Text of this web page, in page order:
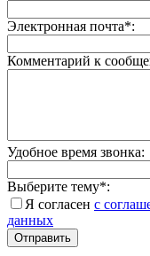
Электронная почта*:
Комментарий к
Удобное время звонка:
Выберите тему*:
Я согласен с
данных